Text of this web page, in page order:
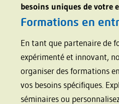
besoins uniques de votre
Formations en
En tant que partenaire de
expérimenté et innovant,
organiser des formations
vos besoins spécifiques.
séminaires ou